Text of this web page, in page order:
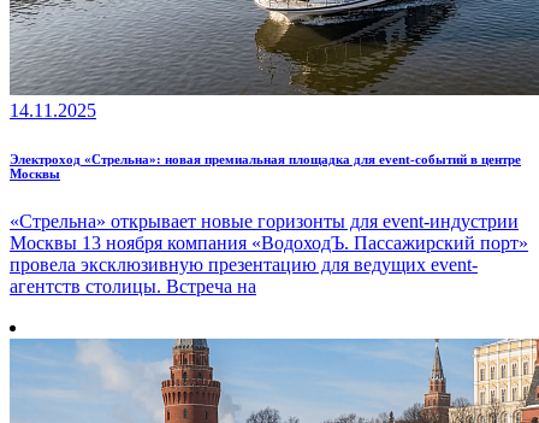
14.11.2025
Электроход «Стрельна»: новая премиальная площадка для event-событий в центре
Москвы
«Стрельна» открывает новые горизонты для event-индустрии
Москвы 13 ноября компания «ВодоходЪ. Пассажирский порт»
провела эксклюзивную презентацию для ведущих event-
агентств столицы. Встреча на